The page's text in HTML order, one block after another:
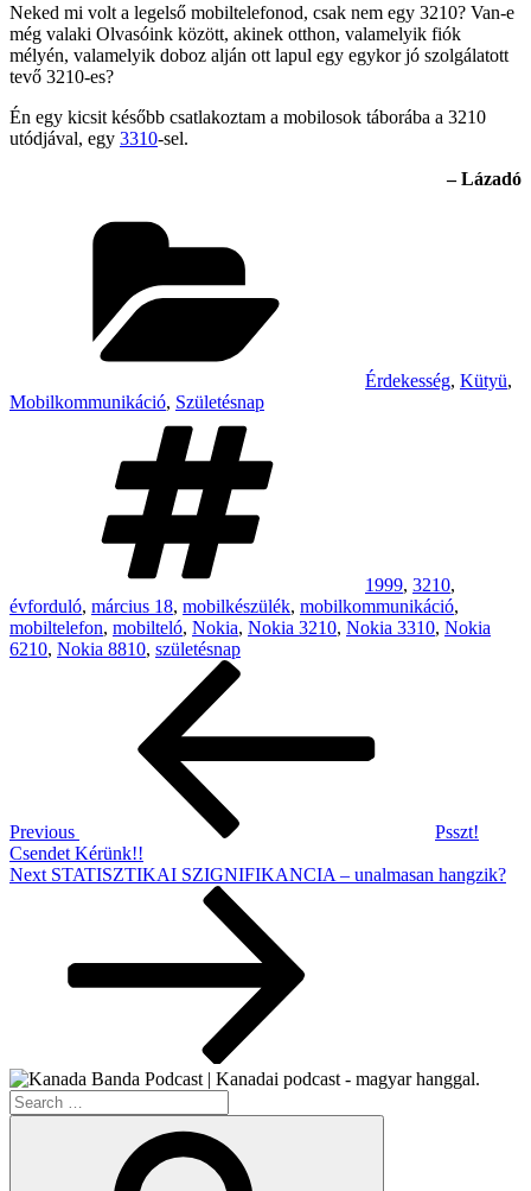
Neked mi volt a legelső mobiltelefonod, csak nem egy 3210? Van-e
még valaki Olvasóink között, akinek otthon, valamelyik fiók
mélyén, valamelyik doboz alján ott lapul egy egykor jó szolgálatott
tevő 3210-es?
Én egy kicsit később csatlakoztam a mobilosok táborába a 3210
utódjával, egy 3310-sel.
– Lázadó
Érdekesség, Kütyü,
Mobilkommunikáció, Születésnap
1999, 3210,
évforduló, március 18, mobilkészülék, mobilkommunikáció,
mobiltelefon, mobilteló, Nokia, Nokia 3210, Nokia 3310, Nokia
6210, Nokia 8810, születésnap
Previous
Psszt!
Csendet Kérünk!!
Next
Next STATISZTIKAI SZIGNIFIKANCIA – unalmasan hangzik?
Search
for: